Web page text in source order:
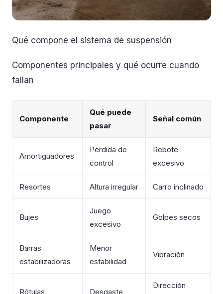
Qué compone el sistema de suspensión
Componentes principales y qué ocurre cuando
fallan
Componente
Qué puede
pasar
Señal común
Amortiguadores
Pérdida de
control
Rebote
excesivo
Resortes Altura irregular Carro inclinado
Bujes
Juego
excesivo
Golpes secos
Barras
estabilizadoras
Menor
estabilidad
Vibración
Rótulas Desgaste
Dirección